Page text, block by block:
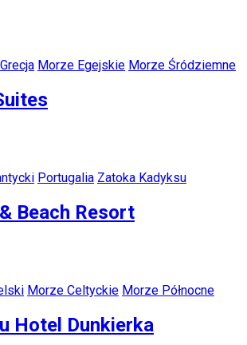
Grecja Morze Egejskie Morze Śródziemne
Portugalia Zatoka Kadyksu
Beach Resort
Morze Celtyckie Morze Północne
Hotel Dunkierka